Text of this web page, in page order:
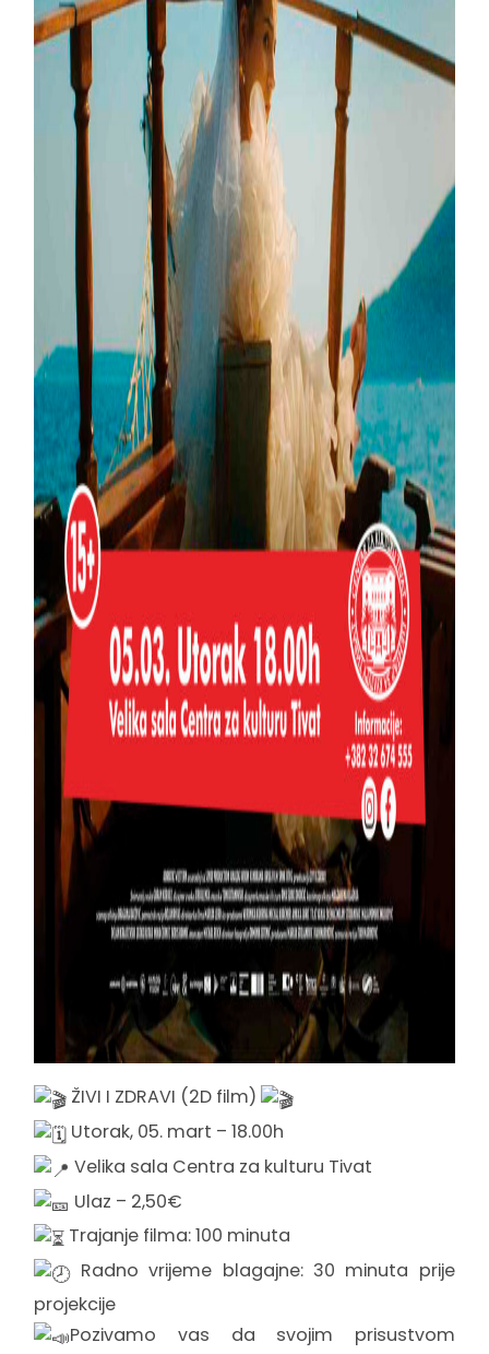
ŽIVI I ZDRAVI (2D film)
Utorak, 05. mart – 18.00h
Velika sala Centra za kulturu Tivat
Ulaz – 2,50€
Trajanje filma: 100 minuta
Radno vrijeme blagajne: 30 minuta prije
projekcije
Pozivamo vas da svojim prisustvom